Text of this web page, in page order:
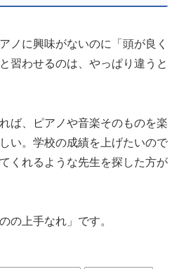
ノに興味がないのに「頭が良く
習わせるのは、やっぱり違うと
ば、ピアノや音楽そのものを楽
い。学校の成績を上げたいので
くれるような先生を探した方が
の上手なれ」です。